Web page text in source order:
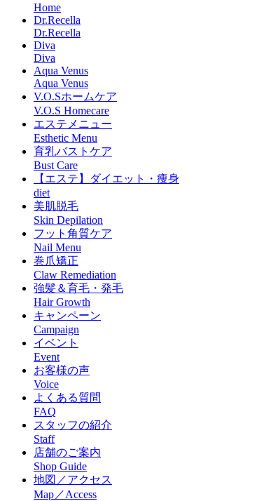
Home
Dr.Recella
Dr.Recella
Diva
Diva
Aqua Venus
Aqua Venus
V.O.Sホームケア
V.O.S Homecare
エステメニュー
Esthetic Menu
育乳バストケア
Bust Care
【エステ】ダイエット・痩身
diet
美肌脱毛
Skin Depilation
フット角質ケア
Nail Menu
巻爪矯正
Claw Remediation
強髪＆育毛・発毛
Hair Growth
キャンペーン
Campaign
イベント
Event
お客様の声
Voice
よくある質問
FAQ
スタッフの紹介
Staff
店舗のご案内
Shop Guide
地図／アクセス
Map／Access